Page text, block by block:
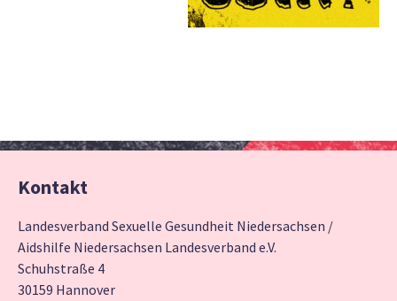
Kontakt
Landesverband Sexuelle Gesundheit Niedersachsen /
Aidshilfe Niedersachsen Landesverband e.V.
Schuhstraße 4
30159 Hannover